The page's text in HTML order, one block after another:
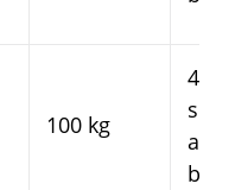
100 kg
4–7